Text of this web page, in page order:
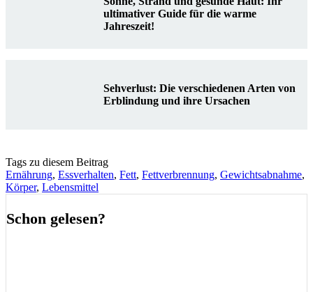
ultimativer Guide für die warme
Jahreszeit!
Sehverlust: Die verschiedenen Arten von
Erblindung und ihre Ursachen
Tags zu diesem Beitrag
Ernährung, Essverhalten, Fett, Fettverbrennung, Gewichtsabnahme,
Körper, Lebensmittel
Schon gelesen?